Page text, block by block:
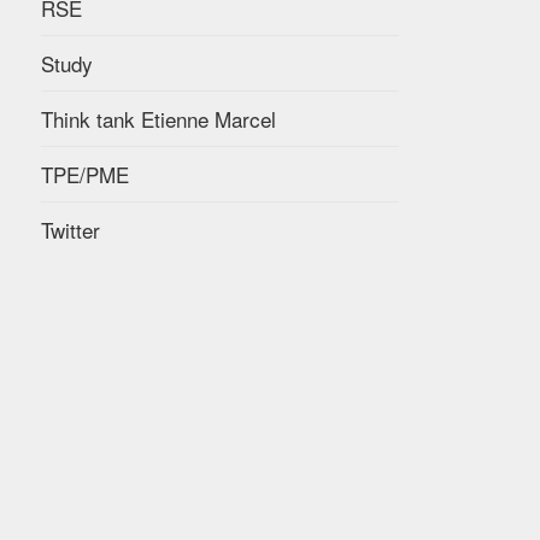
RSE
Study
Think tank Etienne Marcel
TPE/PME
Twitter